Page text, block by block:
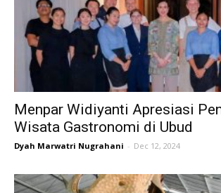
Menpar Widiyanti Apresiasi
Wisata Gastronomi di Ubud
Dyah Marwatri Nugrahani - Dec 12, 2024